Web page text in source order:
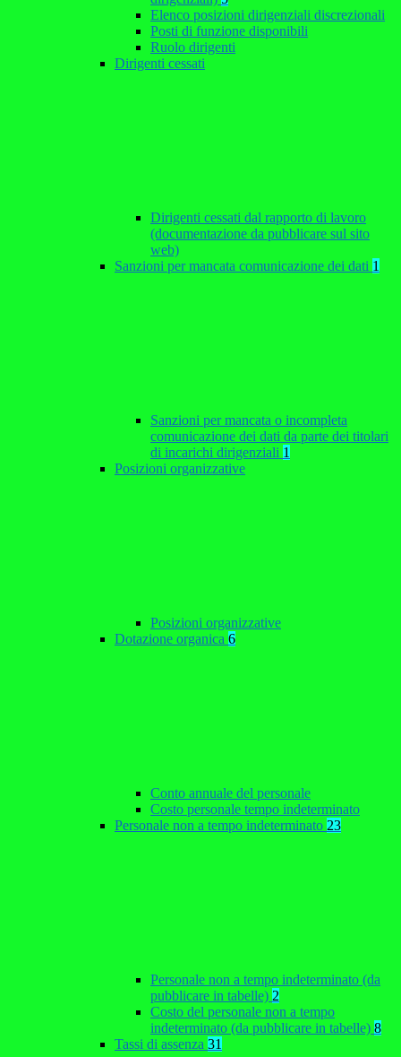
Elenco posizioni dirigenziali discrezionali
Posti di funzione disponibili
Ruolo dirigenti
Dirigenti cessati
Dirigenti cessati dal rapporto di lavoro
(documentazione da pubblicare sul sito
web)
Sanzioni per mancata comunicazione dei dati 1
Sanzioni per mancata o incompleta
comunicazione dei dati da parte dei titolari
di incarichi dirigenziali 1
Posizioni organizzative
Posizioni organizzative
Dotazione organica 6
Conto annuale del personale
Costo personale tempo indeterminato
Personale non a tempo indeterminato 23
Personale non a tempo indeterminato (da
pubblicare in tabelle) 2
Costo del personale non a tempo
indeterminato (da pubblicare in tabelle) 8
Tassi di assenza 31